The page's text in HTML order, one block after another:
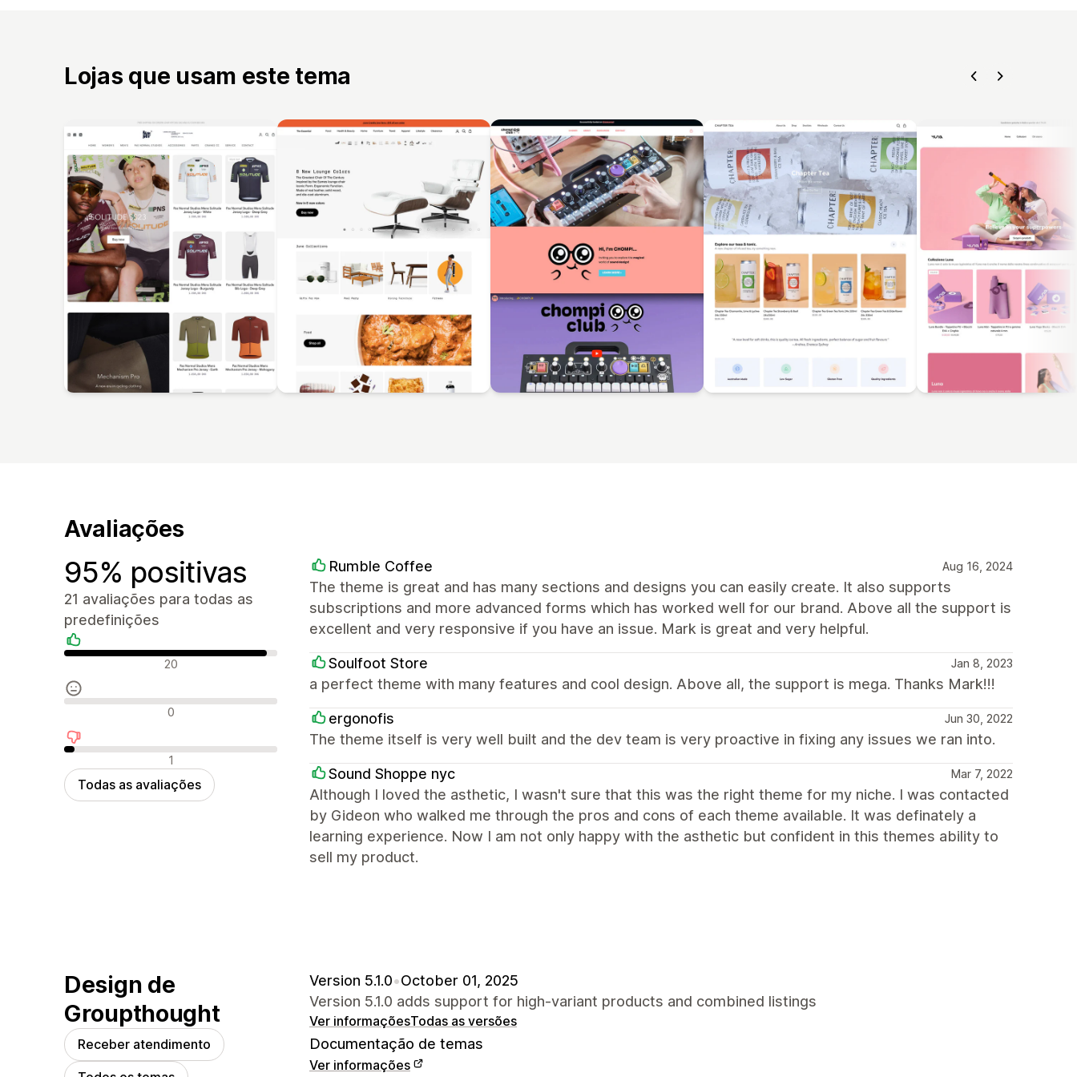
Lojas que usam este tema
Avaliações
95% positivas
21 avaliações para todas as
predefinições
Avaliações positivas
20
Avaliações neutras
0
Avaliações negativas
1
Todas as avaliações
Rumble Coffee Aug 16, 2024
The theme is great and has many sections and designs you can easily create. It also supports
subscriptions and more advanced forms which has worked well for our brand. Above all the support is
excellent and very responsive if you have an issue. Mark is great and very helpful.
Soulfoot Store Jan 8, 2023
a perfect theme with many features and cool design. Above all, the support is mega. Thanks Mark!!!
ergonofis Jun 30, 2022
The theme itself is very well built and the dev team is very proactive in fixing any issues we ran into.
Sound Shoppe nyc Mar 7, 2022
Although I loved the asthetic, I wasn't sure that this was the right theme for my niche. I was contacted
by Gideon who walked me through the pros and cons of each theme available. It was definately a
learning experience. Now I am not only happy with the asthetic but confident in this themes ability to
sell my product.
Design de
Groupthought
Receber atendimento
Version 5.1.0•October 01, 2025
Version 5.1.0 adds support for high-variant products and combined listings
Ver informaçõesTodas as versões
Documentação de temas
Ver informações